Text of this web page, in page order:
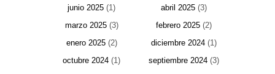
junio 2025 (1) abril 2025(3)
marzo 2025(3) febrero 2025(2)
enero 2025(2) diciembre 2024(1)
octubre 2024 (1) septiembre 2024(3)